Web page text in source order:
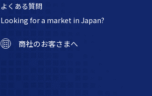
よくある質問
Looking for a market in Japan?
商社のお客さまへ